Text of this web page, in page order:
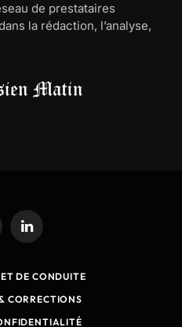
de prestataires
la rédaction, l’analyse,
LinkedIn
DE CONDUITE
CORRECTIONS